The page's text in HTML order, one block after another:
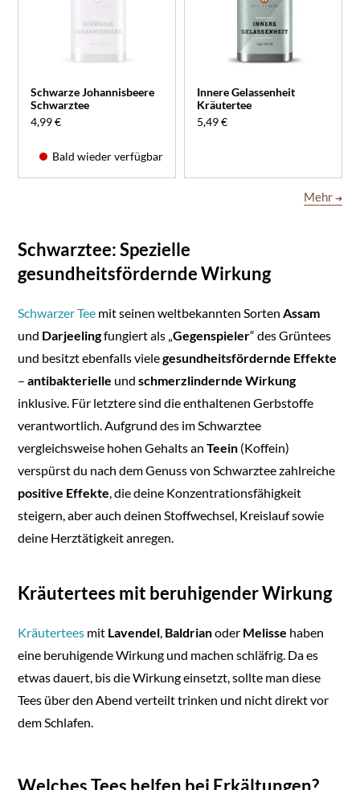
Schwarze Johannisbeere
Schwarztee
4,99 €
Bald wieder verfügbar
Innere Gelassenheit
Kräutertee
5,49 €
Mehr ➔
Schwarztee: Spezielle
gesundheitsfördernde Wirkung
Schwarzer Tee mit seinen weltbekannten SortenAssam
und Darjeelingfungiert als „Gegenspieler“ des Grüntees
und besitzt ebenfalls vielegesundheitsfördernde Effekte
–antibakterielle undschmerzlindernde Wirkung
inklusive. Für letztere sind die enthaltenen Gerbstoffe
verantwortlich. Aufgrund des im Schwarztee
vergleichsweise hohen Gehalts an Teein (Koffein)
verspürst du nach dem Genuss von Schwarztee zahlreiche
positive Effekte, die deine Konzentrationsfähigkeit
steigern, aber auch deinen Stoffwechsel, Kreislauf sowie
deine Herztätigkeit anregen.
Kräutertees mit beruhigender Wirkung
Kräutertees mit Lavendel, Baldrianoder Melisse haben
eine beruhigende Wirkung und machen schläfrig. Da es
etwas dauert, bis die Wirkung einsetzt, sollte man diese
Tees über den Abend verteilt trinken und nicht direkt vor
dem Schlafen.
Welches Tees helfen bei Erkältungen?